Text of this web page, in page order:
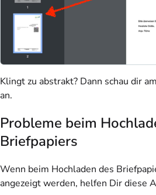
Klingt zu abstrakt? Dann schau dir
an.
Probleme beim
Briefpapiers
Wenn beim Hochladen des
angezeigt werden, helfen Dir diese